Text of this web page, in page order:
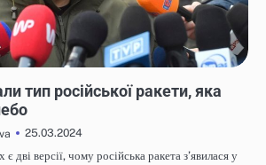
тип російської ракети, яка
25.03.2024
дві версії, чому російська ракета з’явилася у